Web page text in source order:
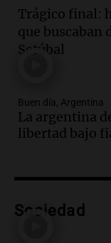
Audio.El
Jorge
Vargas en
Audio.El
las
todos
del
Trágico final:
que buscaban
Setúbal
Buen día, Argentina
La argentina
libertad bajo
Sociedad